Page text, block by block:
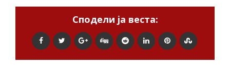
Сподели ја веста: